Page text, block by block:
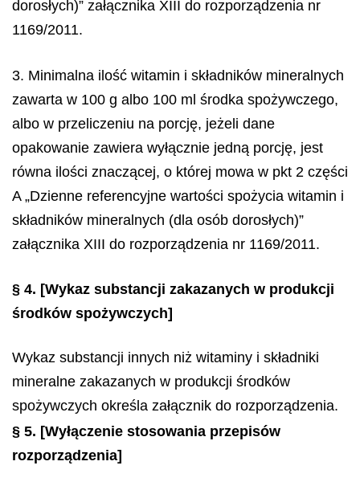
dorosłych)” załącznika XIII do rozporządzenia nr
1169/2011.
3. Minimalna ilość witamin i składników mineralnych
zawarta w 100 g albo 100 ml środka spożywczego,
albo w przeliczeniu na porcję, jeżeli dane
opakowanie zawiera wyłącznie jedną porcję, jest
równa ilości znaczącej, o której mowa w pkt 2 części
A „Dzienne referencyjne wartości spożycia witamin i
składników mineralnych (dla osób dorosłych)”
załącznika XIII do rozporządzenia nr 1169/2011.
§ 4. [Wykaz substancji zakazanych w produkcji
środków spożywczych]
Wykaz substancji innych niż witaminy i składniki
mineralne zakazanych w produkcji środków
spożywczych określa załącznik do rozporządzenia.
§ 5. [Wyłączenie stosowania przepisów
rozporządzenia]